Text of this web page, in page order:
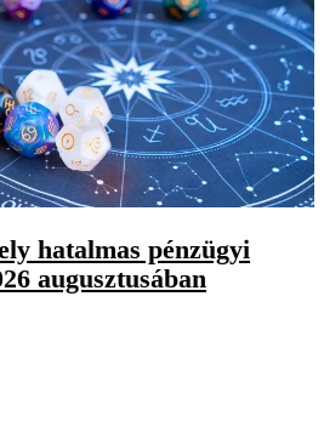
hatalmas pénzügyi
augusztusában